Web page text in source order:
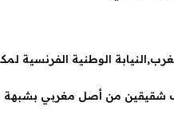
النيابة الوطنية الفرنسية
شقيقين من أصل مغربي بشبهة